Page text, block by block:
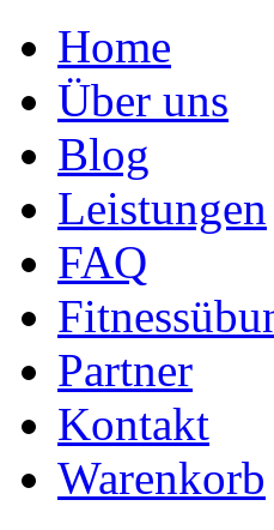
Home
Über uns
Blog
Leistungen
FAQ
Partner
Kontakt
Warenkorb